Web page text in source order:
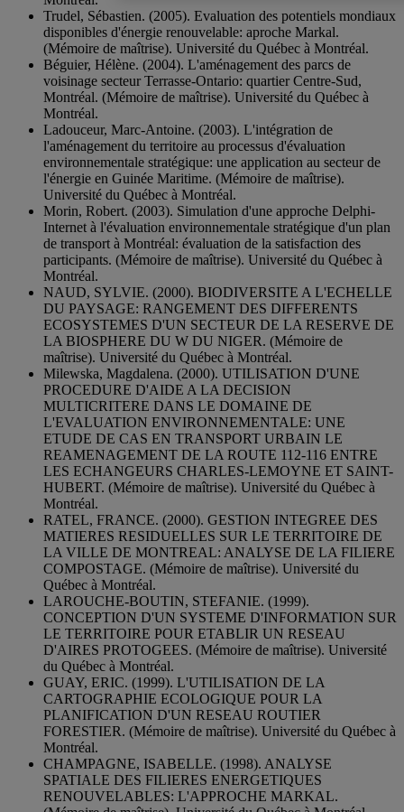
Trudel, Sébastien. (2005). Evaluation des potentiels mondiaux
disponibles d'énergie renouvelable: aproche Markal.
(Mémoire de maîtrise). Université du Québec à Montréal.
Béguier, Hélène. (2004). L'aménagement des parcs de
voisinage secteur Terrasse-Ontario: quartier Centre-Sud,
Montréal. (Mémoire de maîtrise). Université du Québec à
Montréal.
Ladouceur, Marc-Antoine. (2003). L'intégration de
l'aménagement du territoire au processus d'évaluation
environnementale stratégique: une application au secteur de
l'énergie en Guinée Maritime. (Mémoire de maîtrise).
Université du Québec à Montréal.
Morin, Robert. (2003). Simulation d'une approche Delphi-
Internet à l'évaluation environnementale stratégique d'un plan
de transport à Montréal: évaluation de la satisfaction des
participants. (Mémoire de maîtrise). Université du Québec à
Montréal.
NAUD, SYLVIE. (2000). BIODIVERSITE A L'ECHELLE
DU PAYSAGE: RANGEMENT DES DIFFERENTS
ECOSYSTEMES D'UN SECTEUR DE LA RESERVE DE
LA BIOSPHERE DU W DU NIGER. (Mémoire de
maîtrise). Université du Québec à Montréal.
Milewska, Magdalena. (2000). UTILISATION D'UNE
PROCEDURE D'AIDE A LA DECISION
MULTICRITERE DANS LE DOMAINE DE
L'EVALUATION ENVIRONNEMENTALE: UNE
ETUDE DE CAS EN TRANSPORT URBAIN LE
REAMENAGEMENT DE LA ROUTE 112-116 ENTRE
LES ECHANGEURS CHARLES-LEMOYNE ET SAINT-
HUBERT. (Mémoire de maîtrise). Université du Québec à
Montréal.
RATEL, FRANCE. (2000). GESTION INTEGREE DES
MATIERES RESIDUELLES SUR LE TERRITOIRE DE
LA VILLE DE MONTREAL: ANALYSE DE LA FILIERE
COMPOSTAGE. (Mémoire de maîtrise). Université du
Québec à Montréal.
LAROUCHE-BOUTIN, STEFANIE. (1999).
CONCEPTION D'UN SYSTEME D'INFORMATION SUR
LE TERRITOIRE POUR ETABLIR UN RESEAU
D'AIRES PROTOGEES. (Mémoire de maîtrise). Université
du Québec à Montréal.
GUAY, ERIC. (1999). L'UTILISATION DE LA
CARTOGRAPHIE ECOLOGIQUE POUR LA
PLANIFICATION D'UN RESEAU ROUTIER
FORESTIER. (Mémoire de maîtrise). Université du Québec à
Montréal.
CHAMPAGNE, ISABELLE. (1998). ANALYSE
SPATIALE DES FILIERES ENERGETIQUES
RENOUVELABLES: L'APPROCHE MARKAL.